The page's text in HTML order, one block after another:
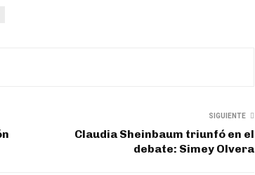
SIGUIENTE
Claudia Sheinbaum triunfó en el
debate: Simey Olvera